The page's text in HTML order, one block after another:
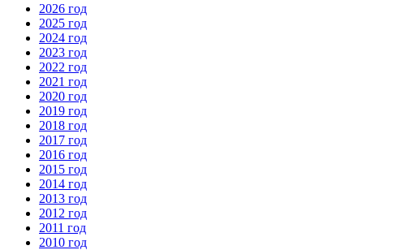
2026 год
2025 год
2024 год
2023 год
2022 год
2021 год
2020 год
2019 год
2018 год
2017 год
2016 год
2015 год
2014 год
2013 год
2012 год
2011 год
2010 год